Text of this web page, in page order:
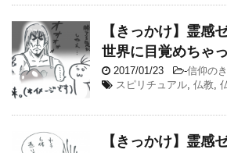
【きっかけ】霊感
世界に目覚めちゃ
2017/01/23 -信仰の
スピリチュアル, 仏教,
【きっかけ】霊感